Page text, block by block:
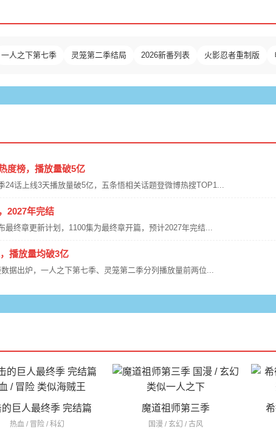
一人之下第七季 灵笼第二季结局 2026新番列表 火影忍者重制版
度榜，播放量破5亿
24话上线3天播放量破5亿，五条悟相关话题登微博热搜TOP1...
2027年完结
最终章更新计划，1100集为最终章开篇，预计2027年完结...
播放量均破3亿
据出炉，一人之下第七季、灵笼第二季分列播放量前两位...
巨人最终季 完结篇
热血 / 冒险 / 科幻
魔道祖师第三季
国漫 / 玄幻 / 古风